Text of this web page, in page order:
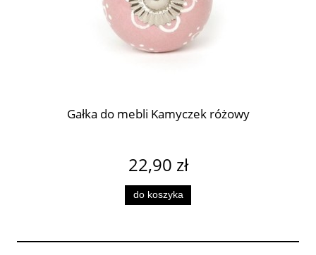
Gałka do mebli Kamyczek różowy
22,90 zł
do koszyka